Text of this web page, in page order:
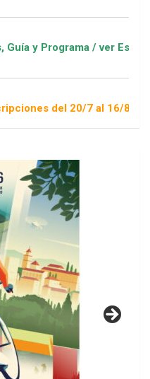
/ ver Escuelas
20/7 al 16/8 / Sorteo 1